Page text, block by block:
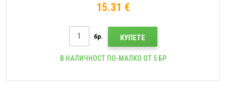
15.31 €
бр. КУПЕТЕ
В НАЛИЧНОСТ ПО-МАЛКО ОТ 5 БР